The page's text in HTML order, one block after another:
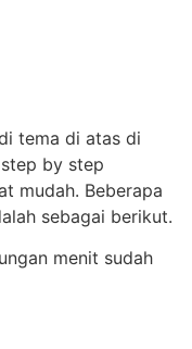
tema di atas di
by step
mudah. Beberapa
sebagai berikut.
menit sudah